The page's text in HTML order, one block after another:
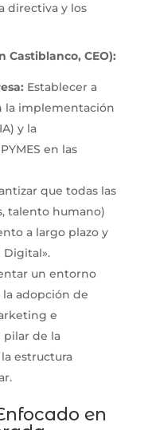
directiva y los
Castiblanco, CEO):
Establecer a
la implementación
y la
en las
que todas las
talento humano)
a largo plazo y
Digital».
un entorno
adopción de
e
pilar de la
estructura
en